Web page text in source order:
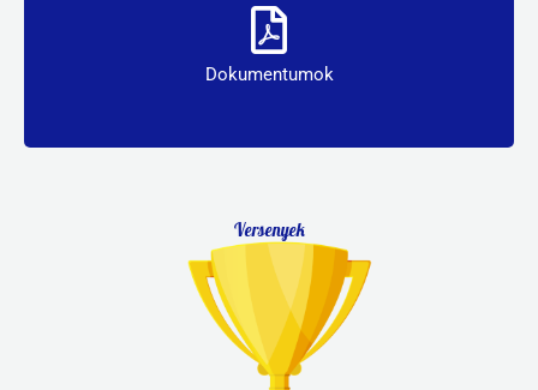
Dokumentumok
Dokumentumok
Versenyek